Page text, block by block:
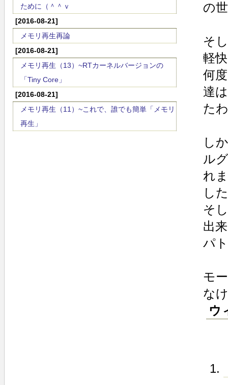
ために（＾＾ｖ
[2016-08-21]
メモリ再生再論
[2016-08-21]
メモリ再生（13）~RTカーネルバージョンの
「Tiny Core」
[2016-08-21]
メモリ再生（11）~これで、誰でも簡単「メモリ
再生」
の
そ
軽
何
達
た
し
ル
れ
し
そ
出
パ
モ
な
ウ